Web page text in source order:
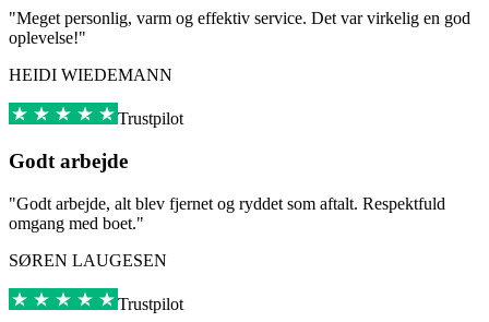
"Meget personlig, varm og effektiv service. Det var virkelig en god
oplevelse!"
HEIDI WIEDEMANN
Trustpilot
Godt arbejde
"Godt arbejde, alt blev fjernet og ryddet som aftalt. Respektfuld
omgang med boet."
SØREN LAUGESEN
Trustpilot